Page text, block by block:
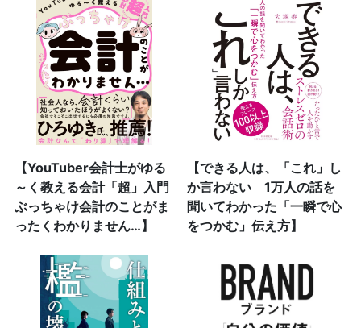
【YouTuber会計士がゆる
～く教える会計「超」入門
ぶっちゃけ会計のことがま
ったくわかりません…】
【できる人は、「これ」し
か言わない 1万人の話を
聞いてわかった「一瞬で心
をつかむ」伝え方】